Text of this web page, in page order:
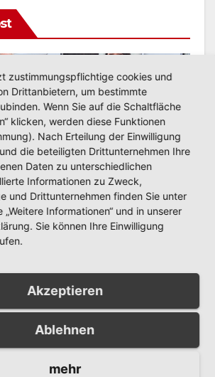
auf dem
‚Altes
Arnsberg gefeiert
PRESSESTELLE STADT
Müll sammeln an
am 12.
PRESSESTELLE STADT
zustimmungspflichtige cookies und
Drittanbietern, um bestimmte
Wenn Sie auf die Schaltfläche
klicken, werden diese Funktionen
Nach Erteilung der Einwilligung
die beteiligten Drittunternehmen Ihre
Daten zu unterschiedlichen
Informationen zu Zweck,
und Drittunternehmen finden Sie unter
Informationen“ und in unserer
Sie können Ihre Einwilligung
Akzeptieren
Ablehnen
mehr